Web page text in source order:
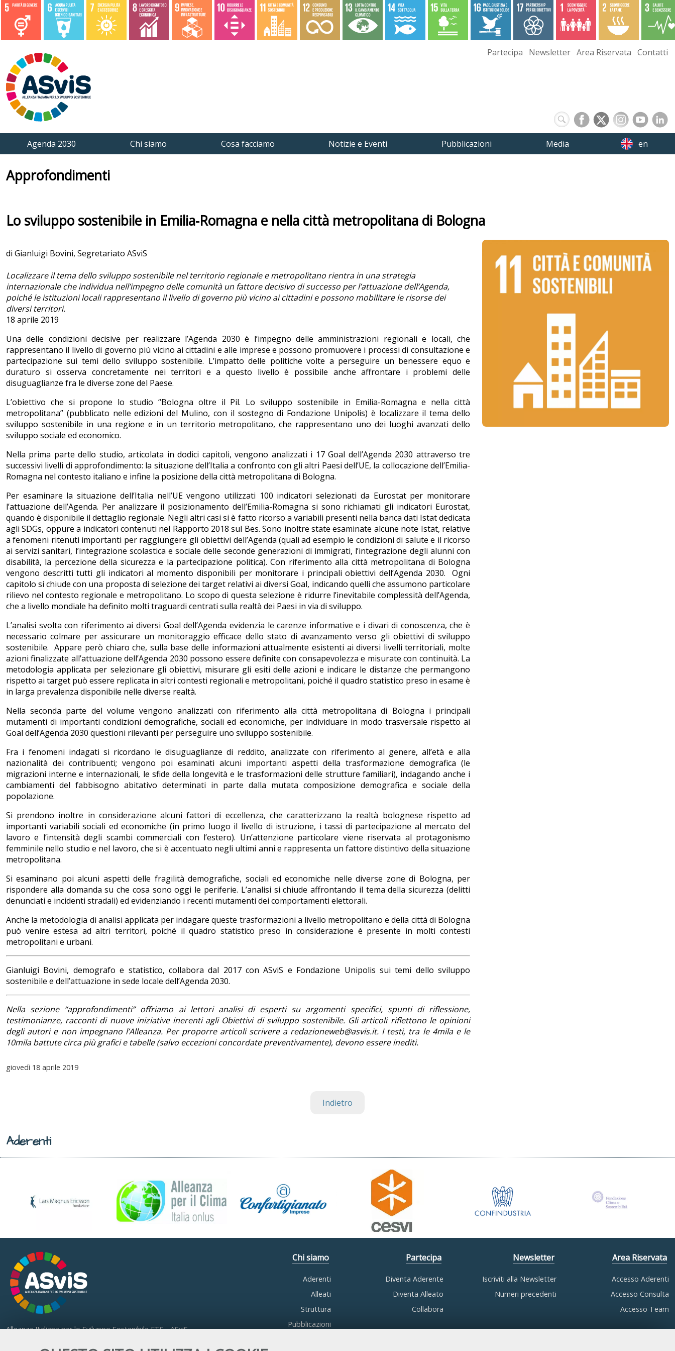
Partecipa Newsletter Area Riservata Contatti
Agenda 2030 Chi siamo Cosa facciamo Notizie e Eventi Pubblicazioni Media en
Approfondimenti
Lo sviluppo sostenibile in Emilia-Romagna e nella città metropolitana di Bologna
di Gianluigi Bovini, Segretariato ASviS
Localizzare il tema dello sviluppo sostenibile nel territorio regionale e metropolitano rientra in una strategia
internazionale che individua nell’impegno delle comunità un fattore decisivo di successo per l’attuazione dell’Agenda,
poiché le istituzioni locali rappresentano il livello di governo più vicino ai cittadini e possono mobilitare le risorse dei
diversi territori.
18 aprile 2019
Una delle condizioni decisive per realizzare l’Agenda 2030 è l’impegno delle amministrazioni regionali e locali, che
rappresentano il livello di governo più vicino ai cittadini e alle imprese e possono promuovere i processi di consultazione e
partecipazione sui temi dello sviluppo sostenibile. L’impatto delle politiche volte a perseguire un benessere equo e
duraturo si osserva concretamente nei territori e a questo livello è possibile anche affrontare i problemi delle
disuguaglianze fra le diverse zone del Paese.
L’obiettivo che si propone lo studio “Bologna oltre il Pil. Lo sviluppo sostenibile in Emilia-Romagna e nella città
metropolitana” (pubblicato nelle edizioni del Mulino, con il sostegno di Fondazione Unipolis) è localizzare il tema dello
sviluppo sostenibile in una regione e in un territorio metropolitano, che rappresentano uno dei luoghi avanzati dello
sviluppo sociale ed economico.
Nella prima parte dello studio, articolata in dodici capitoli, vengono analizzati i 17 Goal dell’Agenda 2030 attraverso tre
successivi livelli di approfondimento: la situazione dell’Italia a confronto con gli altri Paesi dell’UE, la collocazione dell’Emilia-
Romagna nel contesto italiano e infine la posizione della città metropolitana di Bologna.
Per esaminare la situazione dell’Italia nell’UE vengono utilizzati 100 indicatori selezionati da Eurostat per monitorare
l’attuazione dell’Agenda. Per analizzare il posizionamento dell’Emilia-Romagna si sono richiamati gli indicatori Eurostat,
quando è disponibile il dettaglio regionale. Negli altri casi si è fatto ricorso a variabili presenti nella banca dati Istat dedicata
agli SDGs, oppure a indicatori contenuti nel Rapporto 2018 sul Bes. Sono inoltre state esaminate alcune note Istat, relative
a fenomeni ritenuti importanti per raggiungere gli obiettivi dell’Agenda (quali ad esempio le condizioni di salute e il ricorso
ai servizi sanitari, l’integrazione scolastica e sociale delle seconde generazioni di immigrati, l’integrazione degli alunni con
disabilità, la percezione della sicurezza e la partecipazione politica). Con riferimento alla città metropolitana di Bologna
vengono descritti tutti gli indicatori al momento disponibili per monitorare i principali obiettivi dell’Agenda 2030. Ogni
capitolo si chiude con una proposta di selezione dei target relativi ai diversi Goal, indicando quelli che assumono particolare
rilievo nel contesto regionale e metropolitano. Lo scopo di questa selezione è ridurre l’inevitabile complessità dell’Agenda,
che a livello mondiale ha definito molti traguardi centrati sulla realtà dei Paesi in via di sviluppo.
L’analisi svolta con riferimento ai diversi Goal dell’Agenda evidenzia le carenze informative e i divari di conoscenza, che è
necessario colmare per assicurare un monitoraggio efficace dello stato di avanzamento verso gli obiettivi di sviluppo
sostenibile. Appare però chiaro che, sulla base delle informazioni attualmente esistenti ai diversi livelli territoriali, molte
azioni finalizzate all’attuazione dell’Agenda 2030 possono essere definite con consapevolezza e misurate con continuità. La
metodologia applicata per selezionare gli obiettivi, misurare gli esiti delle azioni e indicare le distanze che permangono
rispetto ai target può essere replicata in altri contesti regionali e metropolitani, poiché il quadro statistico preso in esame è
in larga prevalenza disponibile nelle diverse realtà.
Nella seconda parte del volume vengono analizzati con riferimento alla città metropolitana di Bologna i principali
mutamenti di importanti condizioni demografiche, sociali ed economiche, per individuare in modo trasversale rispetto ai
Goal dell’Agenda 2030 questioni rilevanti per perseguire uno sviluppo sostenibile.
Fra i fenomeni indagati si ricordano le disuguaglianze di reddito, analizzate con riferimento al genere, all’età e alla
nazionalità dei contribuenti; vengono poi esaminati alcuni importanti aspetti della trasformazione demografica (le
migrazioni interne e internazionali, le sfide della longevità e le trasformazioni delle strutture familiari), indagando anche i
cambiamenti del fabbisogno abitativo determinati in parte dalla mutata composizione demografica e sociale della
popolazione.
Si prendono inoltre in considerazione alcuni fattori di eccellenza, che caratterizzano la realtà bolognese rispetto ad
importanti variabili sociali ed economiche (in primo luogo il livello di istruzione, i tassi di partecipazione al mercato del
lavoro e l’intensità degli scambi commerciali con l’estero). Un’attenzione particolare viene riservata al protagonismo
femminile nello studio e nel lavoro, che si è accentuato negli ultimi anni e rappresenta un fattore distintivo della situazione
metropolitana.
Si esaminano poi alcuni aspetti delle fragilità demografiche, sociali ed economiche nelle diverse zone di Bologna, per
rispondere alla domanda su che cosa sono oggi le periferie. L’analisi si chiude affrontando il tema della sicurezza (delitti
denunciati e incidenti stradali) ed evidenziando i recenti mutamenti dei comportamenti elettorali.
Anche la metodologia di analisi applicata per indagare queste trasformazioni a livello metropolitano e della città di Bologna
può venire estesa ad altri territori, poiché il quadro statistico preso in considerazione è presente in molti contesti
metropolitani e urbani.
Gianluigi Bovini, demografo e statistico, collabora dal 2017 con ASviS e Fondazione Unipolis sui temi dello sviluppo
sostenibile e dell’attuazione in sede locale dell’Agenda 2030.
Nella sezione “approfondimenti” offriamo ai lettori analisi di esperti su argomenti specifici, spunti di riflessione,
testimonianze, racconti di nuove iniziative inerenti agli Obiettivi di sviluppo sostenibile. Gli articoli riflettono le opinioni
degli autori e non impegnano l’Alleanza. Per proporre articoli scrivere a redazioneweb@asvis.it. I testi, tra le 4mila e le
10mila battute circa più grafici e tabelle (salvo eccezioni concordate preventivamente), devono essere inediti.
giovedì 18 aprile 2019
Indietro
Aderenti
Alleanza Italiana per lo Sviluppo Sostenibile ETS - ASviS
Chi siamo
Aderenti
Alleati
Struttura
Pubblicazioni
Partecipa
Diventa Aderente
Diventa Alleato
Collabora
Newsletter
Iscriviti alla Newsletter
Numeri precedenti
Area Riservata
Accesso Aderenti
Accesso Consulta
Accesso Team